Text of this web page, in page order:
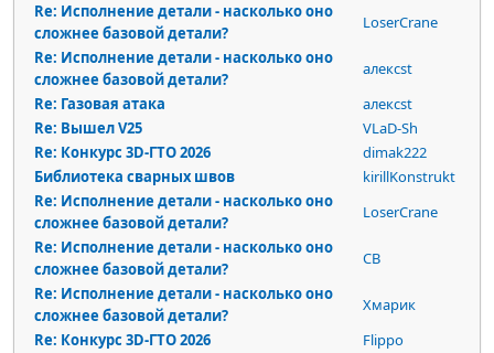
Re: Исполнение детали - насколько оно
сложнее базовой детали?
LoserCrane
Re: Исполнение детали - насколько оно
сложнее базовой детали?
алексst
Re: Газовая атака
алексst
Re: Вышел V25
VLaD-Sh
Re: Конкурс 3D-ГТО 2026
dimak222
Библиотека сварных швов
kirillKonstrukt
Re: Исполнение детали - насколько оно
сложнее базовой детали?
LoserCrane
Re: Исполнение детали - насколько оно
сложнее базовой детали?
СВ
Re: Исполнение детали - насколько оно
сложнее базовой детали?
Хмарик
Re: Конкурс 3D-ГТО 2026
Flippo